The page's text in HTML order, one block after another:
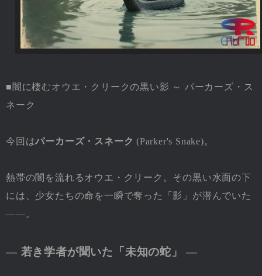
■闇に棲むオウエ・クリークの黒い影 ～ パーカーズ・ス
ネーク
今回はパーカーズ・スネーク (Parker's Snake)。
熱帯の闇を流れるオウエ・クリーク。その黒い水面の下
には、少女たちの命を一瞬で奪った「影」が潜んでいた
――。
― 若き学者が聞いた「未知の蛇」 ―